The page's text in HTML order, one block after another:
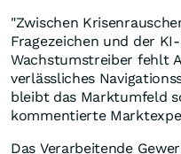
"Zwischen
Fragezeichen und der
Wachstumstreiber fehlt
verlässliches
bleibt das Marktumfeld
kommentierte
Das Verarbeitende